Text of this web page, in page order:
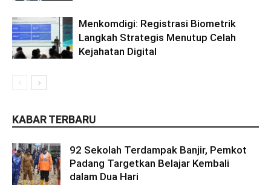
Menkomdigi: Registrasi Biometrik
Langkah Strategis Menutup Celah
Kejahatan Digital
KABAR TERBARU
92 Sekolah Terdampak Banjir, Pemkot
Padang Targetkan Belajar Kembali
dalam Dua Hari